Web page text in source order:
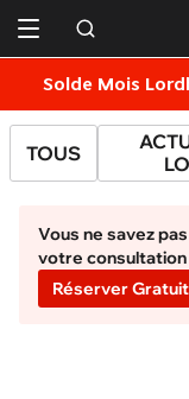
Solde Mois
TOUS
Vous ne savez
votre
Réserver